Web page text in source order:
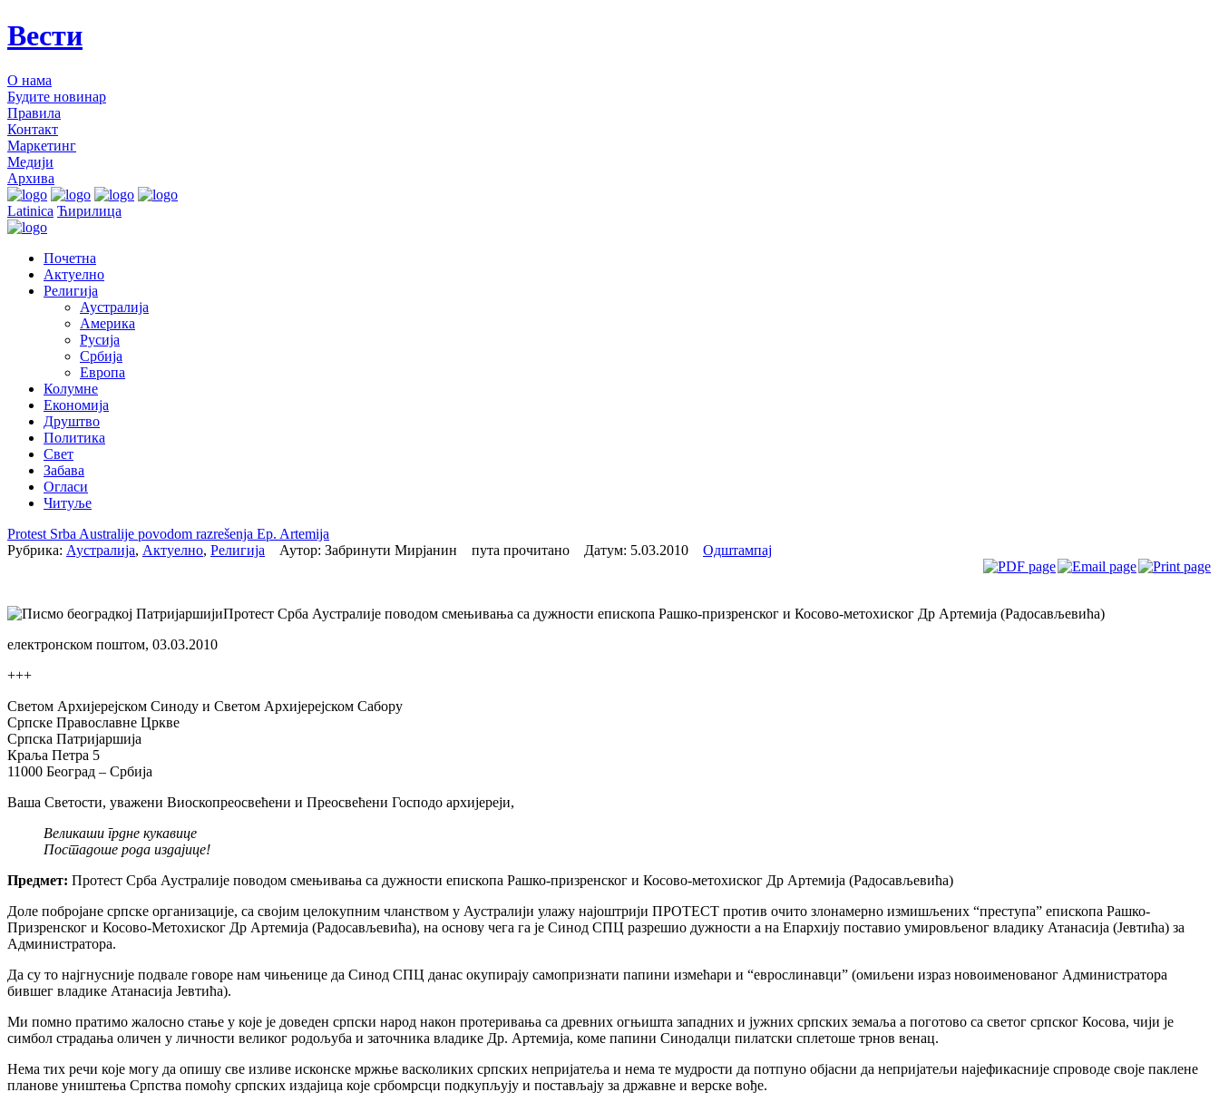
Вести
О нама
Будите новинар
Правила
Контакт
Маркетинг
Медији
Архива
Latinica Ћирилица
Почетна
Актуелно
Религија
Аустралија
Америка
Русија
Србија
Европа
Колумне
Економија
Друштво
Политика
Свет
Забава
Огласи
Читуље
Protest Srba Australije povodom razrešеnja Ep. Artemija
Рубрика: Аустралија, Актуелно, Религија Аутор: Забринути Мирјанин пута прочитано Датум: 5.03.2010 Одштампај
Протест Срба Аустралије поводом смењивања са дужности епископа Рашко-призренског и Косово-метохиског Др Артемија (Радосављевића)
електронском поштом, 03.03.2010
+++
Светом Архијерејском Синоду и Светом Архијерејском Сабору
Српске Православне Цркве
Српска Патријаршија
Краља Петра 5
11000 Београд – Србија
Ваша Светости, уважени Виоскопреосвећени и Преосвећени Господо архијереји,
Великаши грдне кукавице
Постадоше рода издајице!
Предмет: Протест Срба Аустралије поводом смењивања са дужности епископа Рашко-призренског и Косово-метохиског Др Артемија (Радосављевића)
Доле побројане српске организације, са својим целокупним чланством у Аустралији улажу најоштрији ПРОТЕСТ против очито злонамерно измишљених “преступа” епископа Рашко-
Призренског и Косово-Метохиског Др Артемија (Радосављевића), на основу чега га je Синод СПЦ разрешиo дужности а на Епархију поставиo умировљеног владику Атанасија (Јевтића) за
Администратора.
Да су то најгнусније подвале говоре нам чињенице да Синод СПЦ данас окупирају самопризнати папини измећари и “еврослинавци” (омиљени израз новоименованог Администратора
бившег владике Атанасија Јевтића).
Ми помно пратимо жалосно стање у које је доведен српски народ након протеривања са древних огњишта западних и јужних српских земаља а поготово са светог српског Косова, чији је
симбол страдања оличен у личности великог родољуба и заточника владике Др. Артемија, комe папини Синодалци пилатски сплетоше трнов венац.
Нема тих речи које могу да опишу све изливе исконске мржње васколиких српских непријатеља и нема те мудрости да потпуно објасни да непријатељи најефикасније спроводе своје паклене
планове уништења Српства помоћу српских издајица које србомрсци подкупљују и постављају за државне и верске вође.